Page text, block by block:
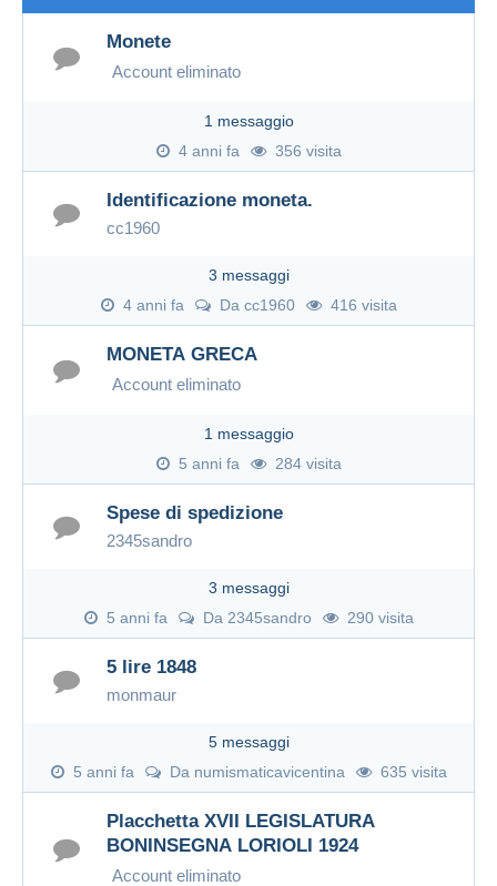
Monete
Account eliminato
1 messaggio
4 anni fa
356 visita
Identificazione moneta.
cc1960
3 messaggi
4 anni fa
Da cc1960 416 visita
MONETA GRECA
Account eliminato
1 messaggio
5 anni fa
284 visita
Spese di spedizione
2345sandro
3 messaggi
5 anni fa
Da 2345sandro 290 visita
5 lire 1848
monmaur
5 messaggi
5 anni fa
Da numismaticavicentina 635 visita
Placchetta XVII LEGISLATURA
BONINSEGNA LORIOLI 1924
Account eliminato